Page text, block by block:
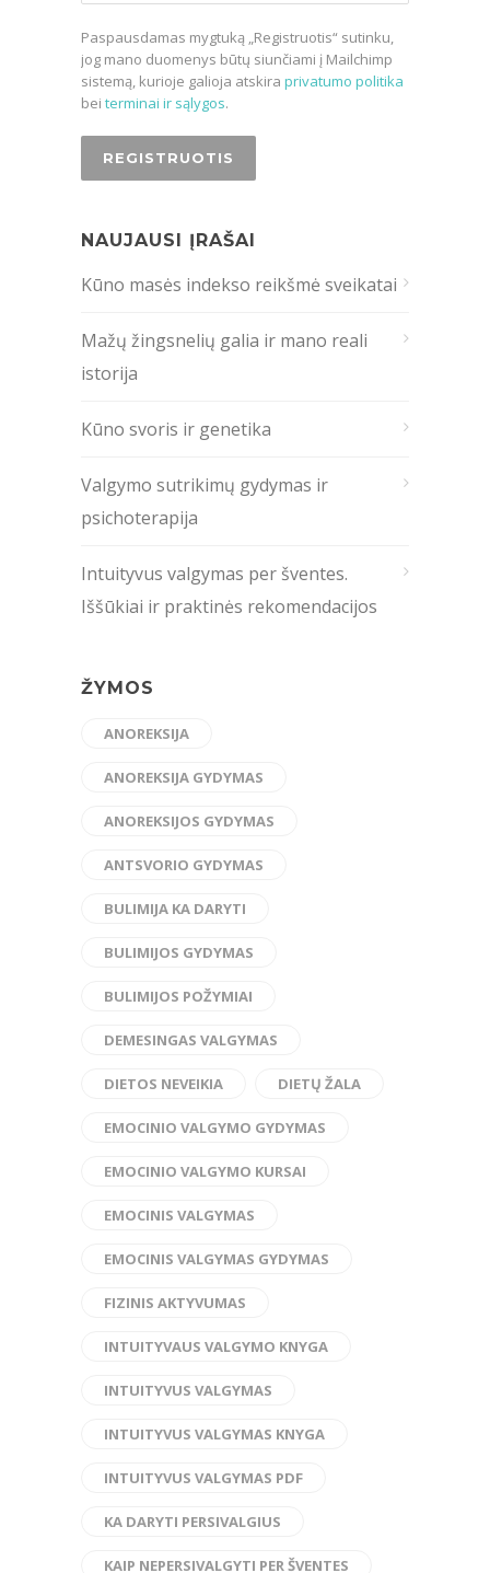
Paspausdamas mygtuką „Registruotis“ sutinku,
jog mano duomenys būtų siunčiami į Mailchimp
sistemą, kurioje galioja atskira privatumo politika
bei terminai ir sąlygos.
NAUJAUSI ĮRAŠAI
Kūno masės indekso reikšmė sveikatai
Mažų žingsnelių galia ir mano reali
istorija
Kūno svoris ir genetika
Valgymo sutrikimų gydymas ir
psichoterapija
Intuityvus valgymas per šventes.
Iššūkiai ir praktinės rekomendacijos
ŽYMOS
ANOREKSIJA
ANOREKSIJA GYDYMAS
ANOREKSIJOS GYDYMAS
ANTSVORIO GYDYMAS
BULIMIJA KA DARYTI
BULIMIJOS GYDYMAS
BULIMIJOS POŽYMIAI
DEMESINGAS VALGYMAS
DIETOS NEVEIKIA DIETŲ ŽALA
EMOCINIO VALGYMO GYDYMAS
EMOCINIO VALGYMO KURSAI
EMOCINIS VALGYMAS
EMOCINIS VALGYMAS GYDYMAS
FIZINIS AKTYVUMAS
INTUITYVAUS VALGYMO KNYGA
INTUITYVUS VALGYMAS
INTUITYVUS VALGYMAS KNYGA
INTUITYVUS VALGYMAS PDF
KA DARYTI PERSIVALGIUS
KAIP NEPERSIVALGYTI PER ŠVENTES